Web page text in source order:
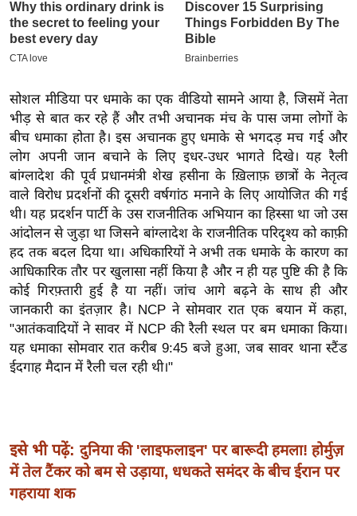
2
6
क्रा
म
ई
-
पे
प
र
मि
सा
ल
बे
मि
सा
ल
य
त
यं
ग
सोशल मीडिया पर धमाके का एक वीडियो सामने आया है, जिसमें नेता
भीड़ से बात कर रहे हैं और तभी अचानक मंच के पास जमा लोगों के
बीच धमाका होता है। इस अचानक हुए धमाके से भगदड़ मच गई और
लोग अपनी जान बचाने के लिए इधर-उधर भागते दिखे।यह रैली
बांग्लादेश की पूर्व प्रधानमंत्री शेख हसीना के ख़िलाफ़ छात्रों के नेतृत्व
वाले विरोध प्रदर्शनों की दूसरी वर्षगांठ मनाने के लिए आयोजित की गई
थी। यह प्रदर्शन पार्टी के उस राजनीतिक अभियान का हिस्सा था जो उस
आंदोलन से जुड़ा था जिसने बांग्लादेश के राजनीतिक परिदृश्य को काफ़ी
हद तक बदल दिया था। अधिकारियों ने अभी तक धमाके के कारण का
आधिकारिक तौर पर खुलासा नहीं किया है और न ही यह पुष्टि की है कि
कोई गिरफ़्तारी हुई है या नहीं। जांच आगे बढ़ने के साथ ही और
जानकारी का इंतज़ार है। NCP ने सोमवार रात एक बयान में कहा,
"आतंकवादियों ने सावर में NCP की रैली स्थल पर बम धमाका किया।
यह धमाका सोमवार रात करीब 9:45 बजे हुआ, जब सावर थाना स्टैंड
ईदगाह मैदान में रैली चल रही थी।"
इसे भी पढ़ें: दुनिया की 'लाइफलाइन' पर बारूदी हमला! होर्मुज़
में तेल टैंकर को बम से उड़ाया, धधकते समंदर के बीच ईरान पर
गहराया शक